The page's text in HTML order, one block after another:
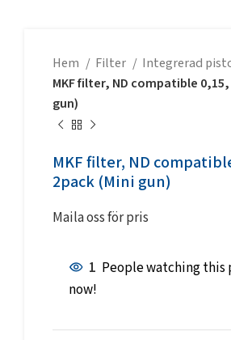
Hem Filter
Integrerad
MKF filter, ND compatible 0,15,
gun)
MKF filter, ND
2pack (Mini gun)
Maila oss för pris
1 People watching
now!